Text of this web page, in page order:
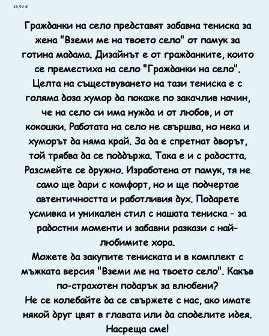
Цена
16,90 €
Гражданки на село представят забавна тениска за
жена "Вземи ме на твоето село" от памук за
готина мадама. Дизайнът е от гражданките, които
се преместиха на село "Гражданки на село".
Целта на съществуването на тази тениска е с
голяма доза хумор да покаже по закачлив начин,
че на село си има нужда и от любов, и от
кокошки. Работата на село не свършва, но нека и
хуморът да няма край. За да е спретнат дворът,
той трябва да се поддържа. Така е и с радостта.
Разсмейте се дружно. Изработена от памук, тя не
само ще дари с комфорт, но и ще подчертае
автентичността и работливия дух. Подарете
усмивка и уникален стил с нашата тениска - за
радостни моменти и забавни разкази с най-
любимите хора.
Можете да закупите тениската и в комплект с
мъжката версия "Вземи ме на твоето село". Какъв
по-страхотен подарък за влюбени?
Не се колебайте да се свържете с нас, ако имате
някой друг цвят в главата или да споделите идея.
Насреща сме!